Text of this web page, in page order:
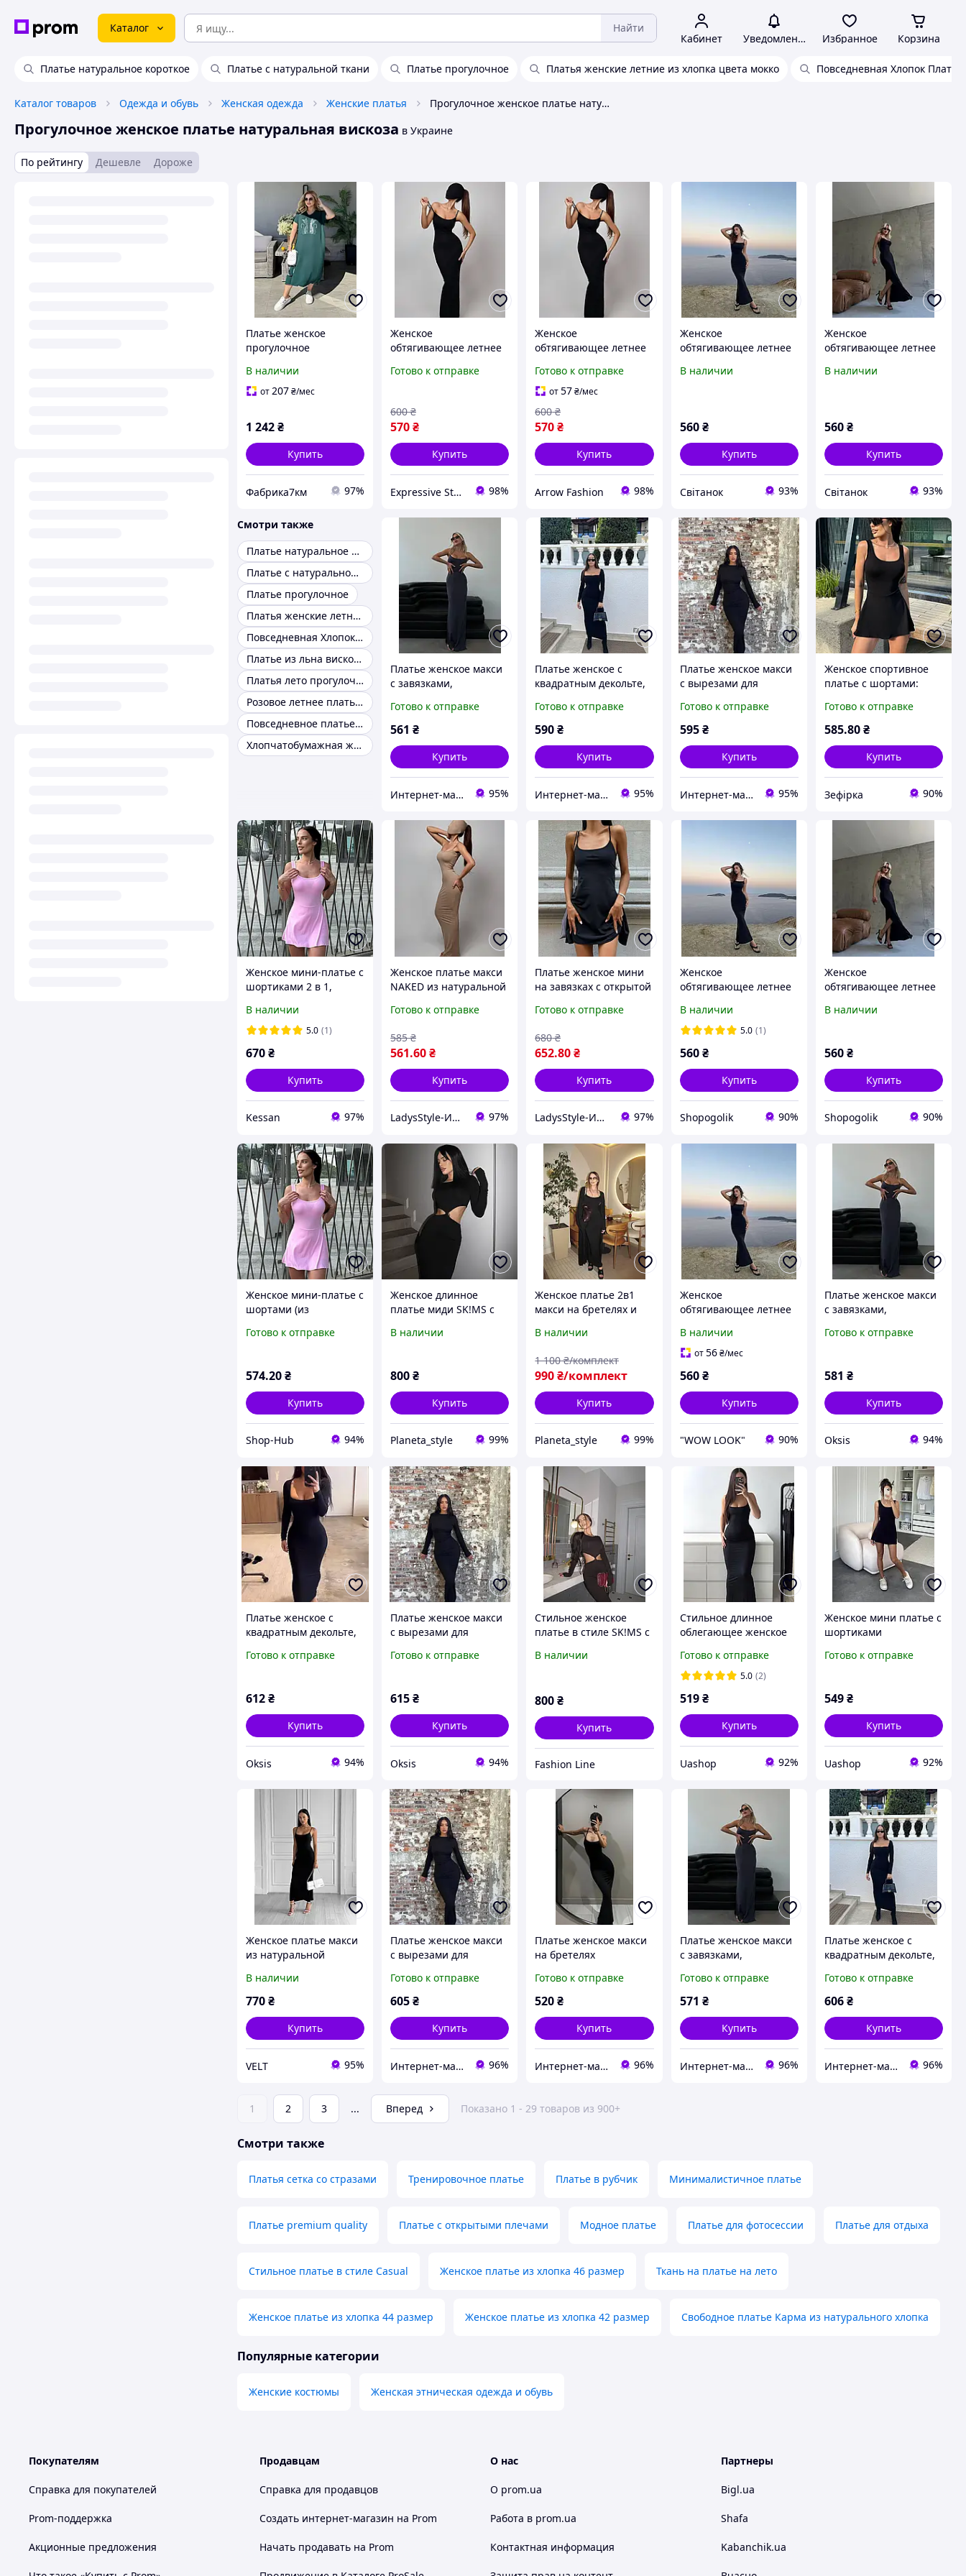
Каталог Найти
Кабинет Уведомления Избранное Корзина
Платье натуральное короткое Платье с натуральной ткани Платье прогулочное Платья женские летние из хлопка цвета мокко Повседневная Хлопок Платье
Каталог товаров Одежда и обувь Женская одежда Женские платья Прогулочное женское платье натуральная вискоза
Прогулочное женское платье натуральная вискоза в Украине
По рейтингу Дешевле Дороже
Платье женское
прогулочное
свободное ниже колен
из натуральной
батал
В наличии
от207₴/мес
1 242₴
Купить
Фабрика7км 97%
Женское
обтягивающее летнее
тонких бретелях
Готово к отправке
570₴
600 ₴
Купить
Expressive Style 98%
Женское
обтягивающее летнее
тонких бретелях
натуральная вискоза
Готово к отправке
от57₴/мес
570₴
600 ₴
Купить
Arrow Fashion 98%
Женское
обтягивающее летнее
тонких бретелях
В наличии
560 ₴
Купить
Світанок 93%
Женское
обтягивающее летнее
тонких бретелях с
В наличии
560₴
Купить
Світанок 93%
Смотри также
Платье натуральное короткое
Платье с натуральной ткани
Платье прогулочное
Платья женские летние из хлопка цвета мокко
Повседневная Хлопок Платье
Платье из льна вискозы жатки
Платья лето прогулочное
Розовое летнее платье натуральное
Повседневное платье из натуральной ткани
Хлопчатобумажная женское платье
Платье женское макси
с завязками,
42-46 (3) Sin824-1572
Готово к отправке
561 ₴
Купить
Интернет-магазин одежды "Веспер" 95%
Платье женское с
квадратным декольте,
42-46 Sin824-1577
Готово к отправке
590₴
Купить
Интернет-магазин одежды "Веспер" 95%
Платье женское макси
с вырезами для
натуральная вискоза
42-46 (3) Sin824-1521
Готово к отправке
595 ₴
Купить
Интернет-магазин одежды "Веспер" 95%
Женское спортивное
платье с шортами:
вискоза, легкое, One
size 793145
Готово к отправке
585.80₴
Купить
Зефірка 90%
Женское мини-платье с
шортиками 2 в 1,
натуральной вискозы,
черное, шоколад,
В наличии
5.0 (1)
670₴
Купить
Kessan 97%
Женское платье макси
NAKED из натуральной
Готово к отправке
561.60₴
585 ₴
Купить
LadysStyle-Интернет магазин женской одежды 97%
Платье женское мини
на завязках с открытой
вискозы мод 495
Готово к отправке
652.80₴
680 ₴
Купить
LadysStyle-Интернет магазин женской одежды 97%
Женское
обтягивающее летнее
тонких бретелях
натуральная вискоза
В наличии
5.0 (1)
560 ₴
Купить
Shopogolik 90%
Женское
обтягивающее летнее
тонких бретелях с
В наличии
560₴
Купить
Shopogolik 90%
Женское мини-платье с
шортами (из
вискозы), Невероятный
Готово к отправке
574.20₴
Купить
Shop-Hub 94%
Женское длинное
платье миди SK!MS с
металлическим
В наличии
800₴
Купить
Planeta_style 99%
Женское платье 2в1
макси на бретелях и
натуральная вискоза,
В наличии
990₴/комплект
1 100 ₴/комплект
Купить
Planeta_style 99%
Женское
обтягивающее летнее
тонких бретелях
натуральная вискоза
В наличии
от56 ₴/мес
560 ₴
Купить
"WOW LOOK" 90%
Платье женское макси
с завязками,
42-46 (3) Sin824-1572
Готово к отправке
581 ₴
Купить
Oksis 94%
Платье женское с
квадратным декольте,
42-46 Sin824-1577
Готово к отправке
612₴
Купить
Oksis 94%
Платье женское макси
с вырезами для
натуральная вискоза
Готово к отправке
615₴
Купить
Oksis 94%
Стильное женское
платье в стиле SK!MS с
длинное облегающее
В наличии
800₴
Купить
Fashion Line
Стильное длинное
облегающее женское
натуральная вискоза
SML черный шоколад
Готово к отправке
5.0 (2)
519 ₴
Купить
Uashop 92%
Женское мини платье с
шортиками
Турция XsSM черный
Готово к отправке
549₴
Купить
Uashop 92%
Женское платье макси
из натуральной
/ мокко / розовое,
универсальный размер
В наличии
770₴
Купить
VELT 95%
Платье женское макси
с вырезами для
натуральная вискоза
42-46 (3) Sin824-1521
Готово к отправке
605₴
Купить
Интернет-магазин одежды "Richie" 96%
Платье женское макси
на бретелях
42-46 (4)
"BLABLADRESS"
Готово к отправке
520₴
Купить
Интернет-магазин одежды "Richie" 96%
Платье женское макси
с завязками,
42-46 (3) Sin824-1572
Готово к отправке
571 ₴
Купить
Интернет-магазин одежды "Richie" 96%
Платье женское с
квадратным декольте,
42-46 Sin824-1577
Готово к отправке
606₴
Купить
Интернет-магазин одежды "Richie" 96%
1 2 3 ... Вперед Показано 1 - 29 товаров из 900+
Смотри также
Платья сетка со стразами Тренировочное платье Платье в рубчик Минималистичное платье
Платье premium quality Платье с открытыми плечами Модное платье Платье для фотосессии Платье для отдыха
Стильное платье в стиле Casual Женское платье из хлопка 46 размер Ткань на платье на лето
Женское платье из хлопка 44 размер Женское платье из хлопка 42 размер Свободное платье Карма из натурального хлопка
Популярные категории
Женские костюмы Женская этническая одежда и обувь
Покупателям
Справка для покупателей
Prom-поддержка
Акционные предложения
Продавцам
Справка для продавцов
Создать интернет-магазин на Prom
Начать продавать на Prom
О нас
О prom.ua
Работа в prom.ua
Контактная информация
Партнеры
Bigl.ua
Shafa
Kabanchik.ua